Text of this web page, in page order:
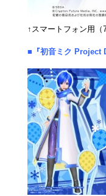
↑スマートフォン用（
■『初音ミク Project